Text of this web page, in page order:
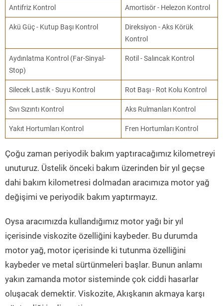
Antifriz Kontrol Amortisör - Helezon Kontrol
Akü Güç - Kutup Başı Kontrol
Direksiyon - Aks Körük
Kontrol
Aydınlatma Kontrol (Far-Sinyal-
Stop)
Rotil - Salıncak Kontrol
Silecek Lastik - Suyu Kontrol Rot Başı - Rot Kolu Kontrol
Sıvı Sızıntı Kontrol Aks Rulmanları Kontrol
Yakıt Hortumları Kontrol Fren Hortumları Kontrol
Çoğu zaman periyodik bakım yaptıracağımız kilometreyi
unuturuz. Üstelik önceki bakım üzerinden bir yıl geçse
dahi bakım kilometresi dolmadan aracımıza motor yağ
değişimi ve periyodik bakım yaptırmayız.
Oysa aracımızda kullandığımız motor yağı bir yıl
içerisinde viskozite özelliğini kaybeder. Bu durumda
motor yağ, motor içerisinde ki tutunma özelliğini
kaybeder ve metal sürtünmeleri başlar. Bunun anlamı
yakın zamanda motor sisteminde çok ciddi hasarlar
oluşacak demektir. Viskozite, Akışkanın akmaya karşı